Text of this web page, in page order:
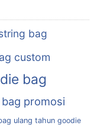
bag
custom
bag
promosi
ulang tahun goodie